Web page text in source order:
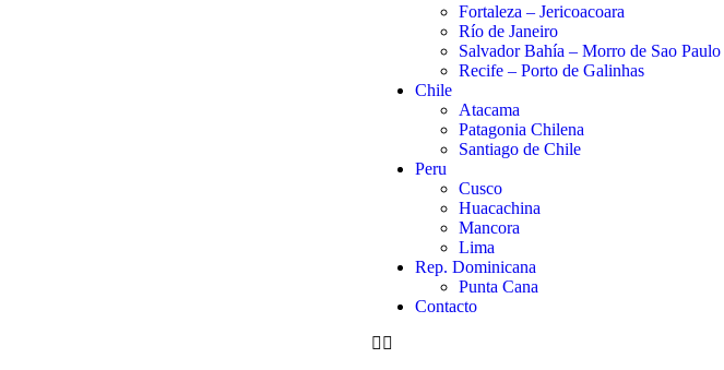
Fortaleza – Jericoacoara
Río de Janeiro
Salvador Bahía – Morro de Sao Paulo
Recife – Porto de Galinhas
Chile
Atacama
Patagonia Chilena
Santiago de Chile
Peru
Cusco
Huacachina
Mancora
Lima
Rep. Dominicana
Punta Cana
Contacto